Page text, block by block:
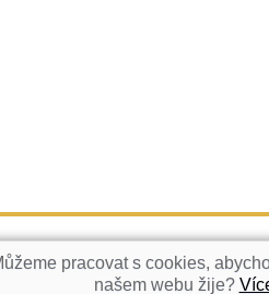
box.czpracovat s cookies,
našem webu žije?